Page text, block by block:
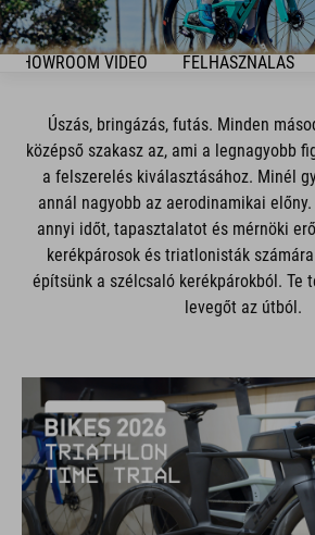
SHOWROOM VIDEO FELHASZNÁLÁS
Úszás, bringázás, futás. Minden
középső szakasz az, ami a legnagyobb
a felszerelés kiválasztásához. Minél
annál nagyobb az aerodinamikai
annyi időt, tapasztalatot és mérnöki
kerékpárosok és triatlonisták
építsünk a szélcsaló kerékpárokból. Te
levegőt az útból.